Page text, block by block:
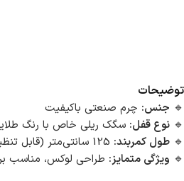
توضیحات
🔹 جنس: چرم صنعتی باکیفیت
🔹 نوع قفل: سگک ریلی خاص با رنگ
🔹 طول کمربند:
🔹 ویژگی متمایز: طراحی لوکس، مناسب